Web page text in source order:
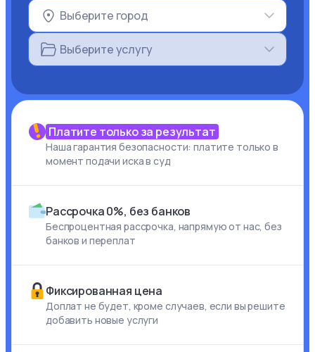
Выберите город
Выберите услугу
Платите только за результат
Наша гарантия безопасности: платите только в
момент подачи иска в суд
Рассрочка 0%, без банков
Беспроцентная рассрочка, напрямую от нас, без
банков и переплат
Фиксированная цена
Доплат не будет, кроме случаев, если вы решите
добавить новые услуги